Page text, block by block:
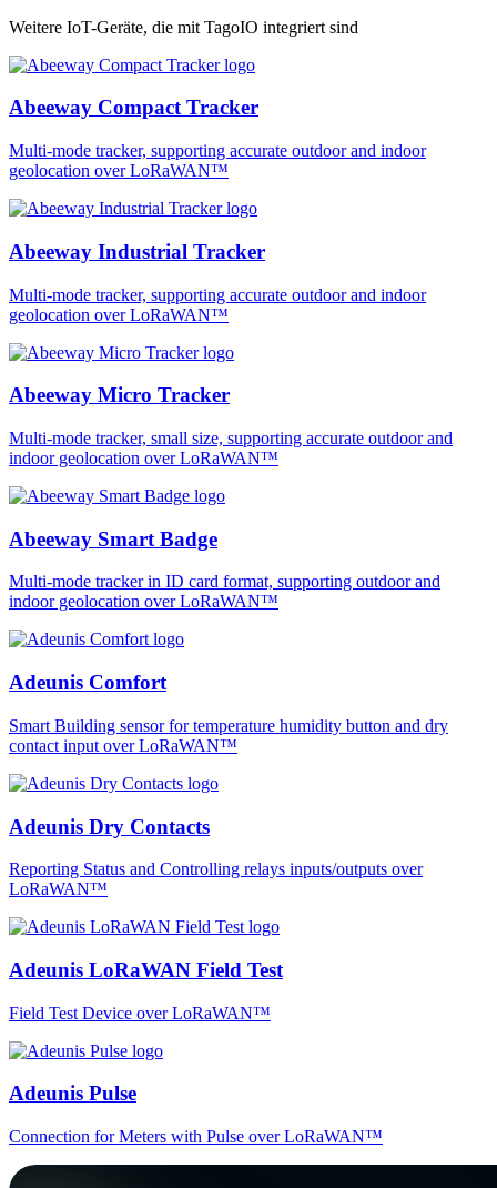
Weitere IoT-Geräte, die mit TagoIO integriert sind
Abeeway Compact Tracker
Multi-mode tracker, supporting accurate outdoor and indoor
geolocation over LoRaWAN™
Abeeway Industrial Tracker
Multi-mode tracker, supporting accurate outdoor and indoor
geolocation over LoRaWAN™
Abeeway Micro Tracker
Multi-mode tracker, small size, supporting accurate outdoor and
indoor geolocation over LoRaWAN™
Abeeway Smart Badge
Multi-mode tracker in ID card format, supporting outdoor and
indoor geolocation over LoRaWAN™
Adeunis Comfort
Smart Building sensor for temperature humidity button and dry
contact input over LoRaWAN™
Adeunis Dry Contacts
Reporting Status and Controlling relays inputs/outputs over
LoRaWAN™
Adeunis LoRaWAN Field Test
Field Test Device over LoRaWAN™
Adeunis Pulse
Connection for Meters with Pulse over LoRaWAN™